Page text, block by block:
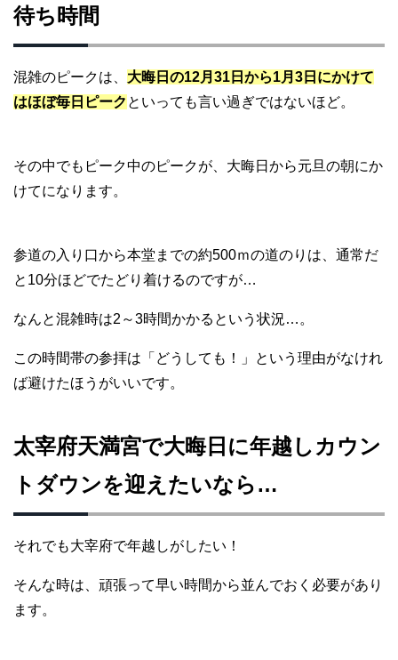
待ち時間
混雑のピークは、 大晦日の12月31日から1月3日にかけて
はほぼ毎日ピーク といっても言い過ぎではないほど。
その中でもピーク中のピークが、大晦日から元旦の朝にか
けてになります。
参道の入り口から本堂までの約500ｍの道のりは、通常だ
と10分ほどでたどり着けるのですが…
なんと混雑時は2～3時間かかるという状況…。
この時間帯の参拝は「どうしても！」という理由がなけれ
ば避けたほうがいいです。
太宰府天満宮で大晦日に年越しカウン
トダウンを迎えたいなら…
それでも大宰府で年越しがしたい！
そんな時は、頑張って早い時間から並んでおく必要があり
ます。